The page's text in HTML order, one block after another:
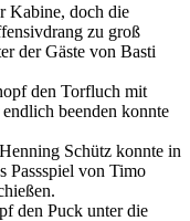
Kabine, doch die
zu groß
der Gäste von Basti
den Torfluch mit
beenden konnte
Schütz konnte in
Passspiel von Timo
den Puck unter die